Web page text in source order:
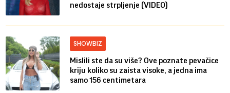
nedostaje strpljenje (VIDEO)
SHOWBIZ
Mislili ste da su više? Ove poznate pevačice
kriju koliko su zaista visoke, a jedna ima
samo 156 centimetara